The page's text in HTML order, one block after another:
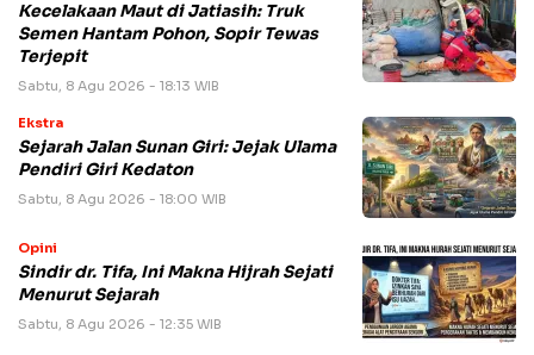
Kecelakaan Maut di Jatiasih: Truk
Semen Hantam Pohon, Sopir Tewas
Terjepit
Sabtu, 8 Agu 2026 - 18:13 WIB
Ekstra
Sejarah Jalan Sunan Giri: Jejak Ulama
Pendiri Giri Kedaton
Sabtu, 8 Agu 2026 - 18:00 WIB
Opini
Sindir dr. Tifa, Ini Makna Hijrah Sejati
Menurut Sejarah
Sabtu, 8 Agu 2026 - 12:35 WIB